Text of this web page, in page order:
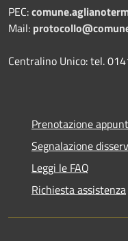
PEC:
Mail:
Centralino Unico: tel.
Prenotazione
Segnalazione
Leggi le FAQ
Richiesta assistenza